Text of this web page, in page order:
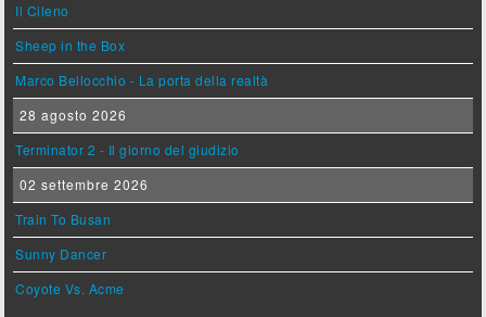
Il Cileno
Sheep in the Box
Marco Bellocchio - La porta della realtà
28 agosto 2026
Terminator 2 - Il giorno del giudizio
02 settembre 2026
Train To Busan
Sunny Dancer
Coyote Vs. Acme